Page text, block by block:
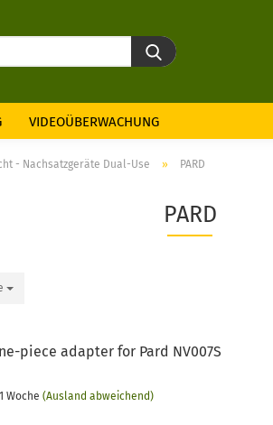
VIDEOÜBERWACHUNG
- Nachsatzgeräte Dual-Use » PARD
PARD
piece adapter for Pard NV007S
Woche (Ausland abweichend)